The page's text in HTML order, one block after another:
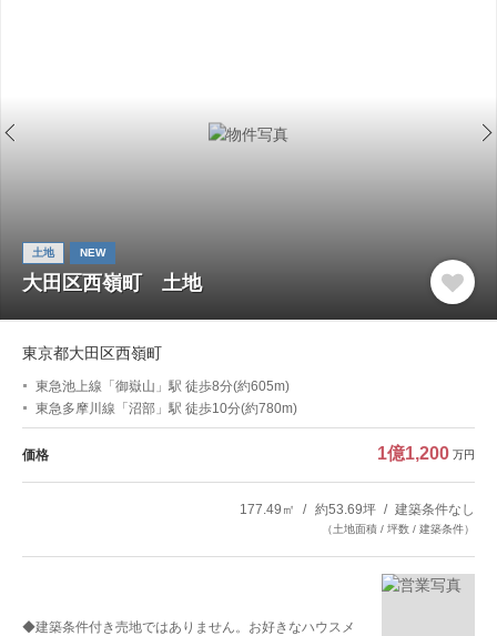
土地 NEW
大田区西嶺町 土地
東京都大田区西嶺町
東急池上線「御嶽山」駅 徒歩8分(約605m)
東急多摩川線「沼部」駅 徒歩10分(約780m)
価格 1億1,200 万円
177.49㎡ 約53.69坪 建築条件なし
（土地面積 / 坪数 / 建築条件）
◆建築条件付き売地ではありません。お好きなハウスメ